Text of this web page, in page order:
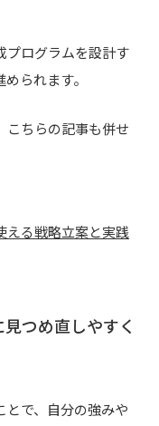
プログラムを設計す
られます。
こちらの記事も併せ
える戦略立案と実践
つめ直しやすく
とで、自分の強みや